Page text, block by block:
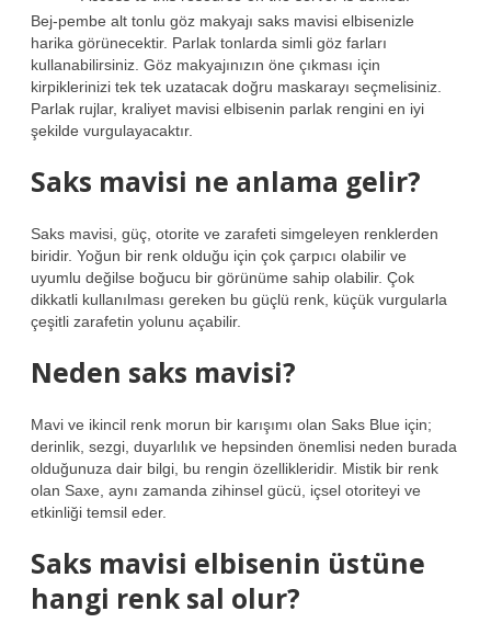
Bej-pembe alt tonlu göz makyajı saks mavisi elbisenizle
harika görünecektir. Parlak tonlarda simli göz farları
kullanabilirsiniz. Göz makyajınızın öne çıkması için
kirpiklerinizi tek tek uzatacak doğru maskarayı seçmelisiniz.
Parlak rujlar, kraliyet mavisi elbisenin parlak rengini en iyi
şekilde vurgulayacaktır.
Saks mavisi ne anlama gelir?
Saks mavisi, güç, otorite ve zarafeti simgeleyen renklerden
biridir. Yoğun bir renk olduğu için çok çarpıcı olabilir ve
uyumlu değilse boğucu bir görünüme sahip olabilir. Çok
dikkatli kullanılması gereken bu güçlü renk, küçük vurgularla
çeşitli zarafetin yolunu açabilir.
Neden saks mavisi?
Mavi ve ikincil renk morun bir karışımı olan Saks Blue için;
derinlik, sezgi, duyarlılık ve hepsinden önemlisi neden burada
olduğunuza dair bilgi, bu rengin özellikleridir. Mistik bir renk
olan Saxe, aynı zamanda zihinsel gücü, içsel otoriteyi ve
etkinliği temsil eder.
Saks mavisi elbisenin üstüne
hangi renk sal olur?